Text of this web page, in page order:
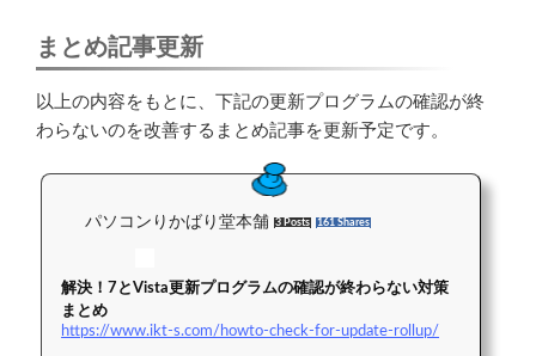
まとめ記事更新
以上の内容をもとに、下記の更新プログラムの確認が終
わらないのを改善するまとめ記事を更新予定です。
パソコンりかばり堂本舗 3 Posts 161 Shares
解決！7とVista更新プログラムの確認が終わらない対策
まとめ
https://www.ikt-s.com/howto-check-for-update-rollup/